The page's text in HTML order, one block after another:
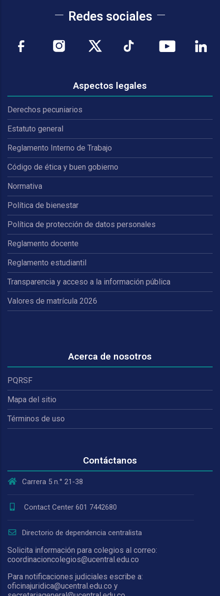
Redes sociales
Aspectos legales
Derechos pecuniarios
Estatuto general
Reglamento Interno de Trabajo
Código de ética y buen gobierno
Normativa
Política de bienestar
Política de protección de datos personales
Reglamento docente
Reglamento estudiantil
Transparencia y acceso a la información pública
Valores de matrícula 2026
Acerca de nosotros
PQRSF
Mapa del sitio
Términos de uso
Contáctanos
Carrera 5 n.° 21-38
Contact Center 601 7442680
Directorio de dependencia centralista
Solicita información para colegios al correo:
coordinacioncolegios@ucentral.edu.co
Para notificaciones judiciales escribe a:
oficinajuridica@ucentral.edu.co y